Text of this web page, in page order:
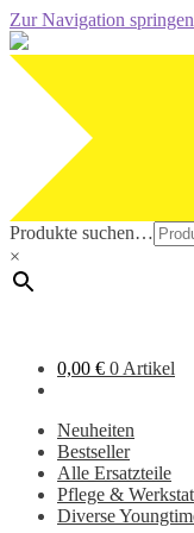
Zur Navigation springen
Produkte suchen…
×
0,00 € 0 Artikel
Neuheiten
Bestseller
Alle Ersatzteile
Pflege &
Diverse